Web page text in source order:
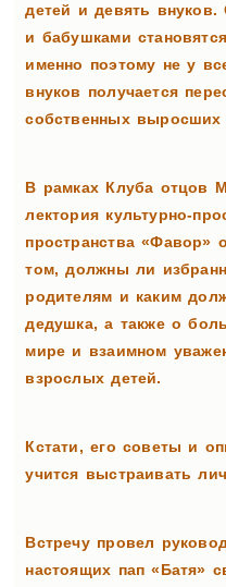
детей и девять
и бабушками
именно поэтому не у
внуков получается
собственных
В рамках Клуба отцов
лектория культурно-
пространства
том, должны ли
родителям и каким
дедушка, а также о
мире и взаимном
взрослых детей.
Кстати, его советы и
учится выстраивать
Встречу провел
настоящих пап «Батя»